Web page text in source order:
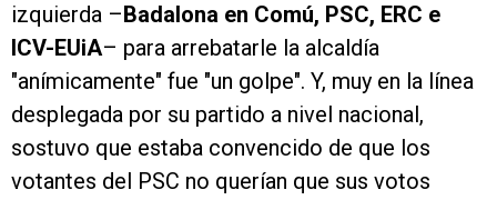
izquierda –Badalona en Comú, PSC, ERC e
ICV-EUiA– para arrebatarle la alcaldía
"anímicamente" fue "un golpe". Y, muy en la línea
desplegada por su partido a nivel nacional,
sostuvo que estaba convencido de que los
votantes del PSC no querían que sus votos